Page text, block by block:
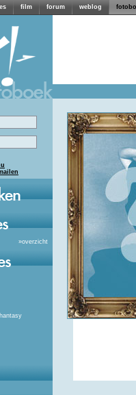
film forum weblog
»overzicht